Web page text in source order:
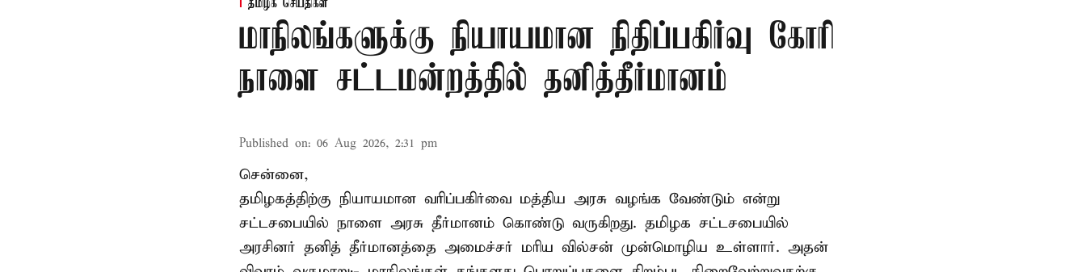
தமிழக செய்திகள்
மாநிலங்களுக்கு நியாயமான நிதிப்பகிர்வு கோரி
நாளை சட்டமன்றத்தில் தனித்தீர்மானம்
Published on: 06 Aug 2026, 2:31 pm
சென்னை,
தமிழகத்திற்கு நியாயமான வரிப்பகிர்வை மத்திய அரசு வழங்க வேண்டும் என்று
சட்டசபையில் நாளை அரசு தீர்மானம் கொண்டு வருகிறது. தமிழக சட்டசபையில்
அரசினர் தனித் தீர்மானத்தை அமைச்சர் மரிய வில்சன் முன்மொழிய உள்ளார். அதன்